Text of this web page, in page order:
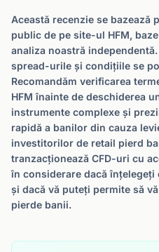
Această recenzie se bazează
public de pe site-ul HFM,
analiza noastră
spread-urile și condițiile se
Recomandăm verificarea
HFM înainte de deschiderea
instrumente complexe și
rapidă a banilor din cauza
investitorilor de retail pierd
tranzacționează CFD-uri cu
în considerare dacă
și dacă vă puteți permite să
pierde banii.